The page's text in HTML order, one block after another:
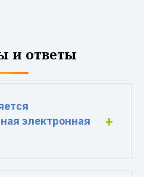
и ответы
электронная